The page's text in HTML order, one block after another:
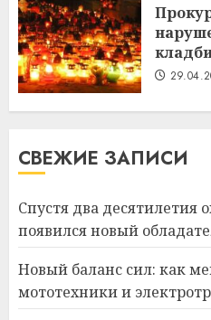
СВЕЖИЕ ЗАПИСИ
Спустя два десятилетия
появился новый
Новый баланс сил: как
мототехники и